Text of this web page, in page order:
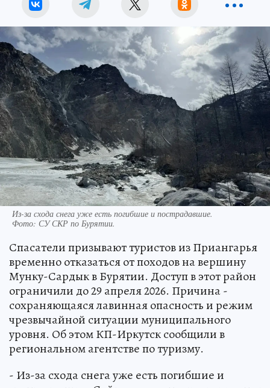
Из-за схода снега уже есть погибшие и пострадавшие.
Фото: СУ СКР по Бурятии.
Спасатели призывают туристов из Приангарья
временно отказаться от походов на вершину
Мунку-Сардык в Бурятии. Доступ в этот район
ограничили до 29 апреля 2026. Причина -
сохраняющаяся лавинная опасность и режим
чрезвычайной ситуации муниципального
уровня. Об этом КП-Иркутск сообщили в
региональном агентстве по туризму.
- Из-за схода снега уже есть погибшие и